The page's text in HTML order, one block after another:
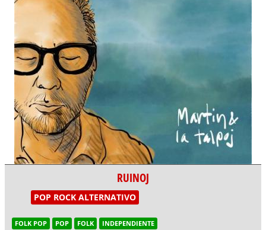
RUINOJ
POP ROCK ALTERNATIVO
FOLK POP POP FOLK
INDEPENDIENTE